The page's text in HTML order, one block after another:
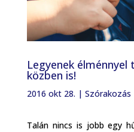
Legyenek
közben is!
2016 okt 28. | Szórakozás
Talán nincs is jobb egy